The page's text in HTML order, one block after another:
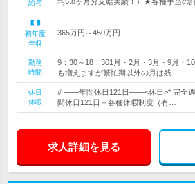
給与
初年度
年収
365万円～450万円
勤務
時間
9：30～18：301月・2月・3月・9月・
も増えますが繁忙期以外の月は残…
休日
休暇
# ――年間休日121日――<休日>* 完全
間休日121日＋各種休暇制度（有…
求人詳細を見る